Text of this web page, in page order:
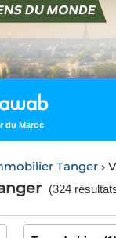
du Maroc
Tanger
(324